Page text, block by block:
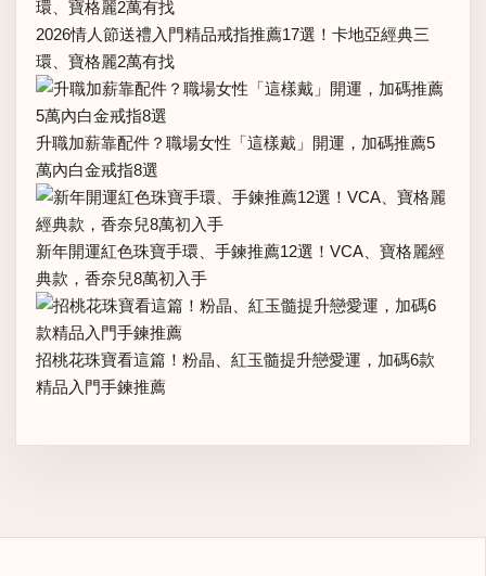
2026情人節送禮入門精品戒指推薦17選！卡地亞經典三
環、寶格麗2萬有找
升職加薪靠配件？職場女性「這樣戴」開運，加碼推薦5
萬內白金戒指8選
新年開運紅色珠寶手環、手鍊推薦12選！VCA、寶格麗經
典款，香奈兒8萬初入手
招桃花珠寶看這篇！粉晶、紅玉髓提升戀愛運，加碼6款
精品入門手鍊推薦